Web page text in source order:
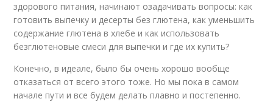
здорового питания, начинают озадачивать вопросы: как
готовить выпечку и десерты без глютена, как уменьшить
содержание глютена в хлебе и как использовать
безглютеновые смеси для выпечки и где их купить?
Конечно, в идеале, было бы очень хорошо вообще
отказаться от всего этого тоже. Но мы пока в самом
начале пути и все будем делать плавно и постепенно.